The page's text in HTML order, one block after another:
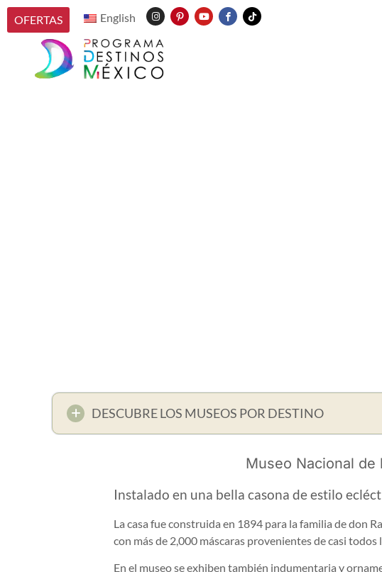
OFERTAS English
DESCUBRE LOS MUSEOS POR DESTINO
Museo Nacional de
Instalado en una bella casona de estilo
La casa fue construida en 1894 para la familia de don
con más de 2,000 máscaras provenientes de casi
En el museo se exhiben también indumentaria y